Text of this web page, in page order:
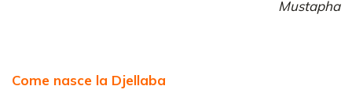
Mustapha
Come nasce la Djellaba